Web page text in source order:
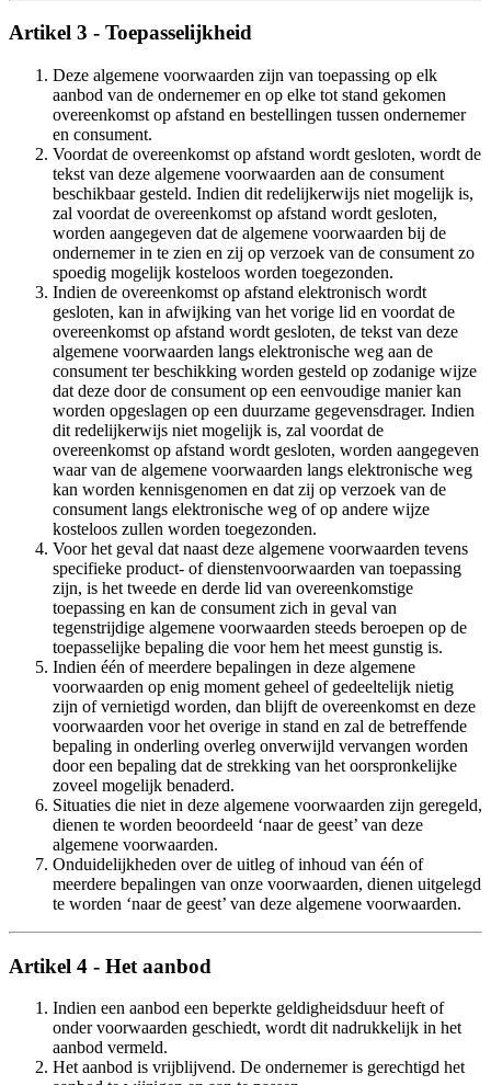
Artikel 3 - Toepasselijkheid
Deze algemene voorwaarden zijn van toepassing op elk
aanbod van de ondernemer en op elke tot stand gekomen
overeenkomst op afstand en bestellingen tussen ondernemer
en consument.
Voordat de overeenkomst op afstand wordt gesloten, wordt de
tekst van deze algemene voorwaarden aan de consument
beschikbaar gesteld. Indien dit redelijkerwijs niet mogelijk is,
zal voordat de overeenkomst op afstand wordt gesloten,
worden aangegeven dat de algemene voorwaarden bij de
ondernemer in te zien en zij op verzoek van de consument zo
spoedig mogelijk kosteloos worden toegezonden.
Indien de overeenkomst op afstand elektronisch wordt
gesloten, kan in afwijking van het vorige lid en voordat de
overeenkomst op afstand wordt gesloten, de tekst van deze
algemene voorwaarden langs elektronische weg aan de
consument ter beschikking worden gesteld op zodanige wijze
dat deze door de consument op een eenvoudige manier kan
worden opgeslagen op een duurzame gegevensdrager. Indien
dit redelijkerwijs niet mogelijk is, zal voordat de
overeenkomst op afstand wordt gesloten, worden aangegeven
waar van de algemene voorwaarden langs elektronische weg
kan worden kennisgenomen en dat zij op verzoek van de
consument langs elektronische weg of op andere wijze
kosteloos zullen worden toegezonden.
Voor het geval dat naast deze algemene voorwaarden tevens
specifieke product- of dienstenvoorwaarden van toepassing
zijn, is het tweede en derde lid van overeenkomstige
toepassing en kan de consument zich in geval van
tegenstrijdige algemene voorwaarden steeds beroepen op de
toepasselijke bepaling die voor hem het meest gunstig is.
Indien één of meerdere bepalingen in deze algemene
voorwaarden op enig moment geheel of gedeeltelijk nietig
zijn of vernietigd worden, dan blijft de overeenkomst en deze
voorwaarden voor het overige in stand en zal de betreffende
bepaling in onderling overleg onverwijld vervangen worden
door een bepaling dat de strekking van het oorspronkelijke
zoveel mogelijk benaderd.
Situaties die niet in deze algemene voorwaarden zijn geregeld,
dienen te worden beoordeeld ‘naar de geest’ van deze
algemene voorwaarden.
Onduidelijkheden over de uitleg of inhoud van één of
meerdere bepalingen van onze voorwaarden, dienen uitgelegd
te worden ‘naar de geest’ van deze algemene voorwaarden.
Artikel 4 - Het aanbod
Indien een aanbod een beperkte geldigheidsduur heeft of
onder voorwaarden geschiedt, wordt dit nadrukkelijk in het
aanbod vermeld.
Het aanbod is vrijblijvend. De ondernemer is gerechtigd het